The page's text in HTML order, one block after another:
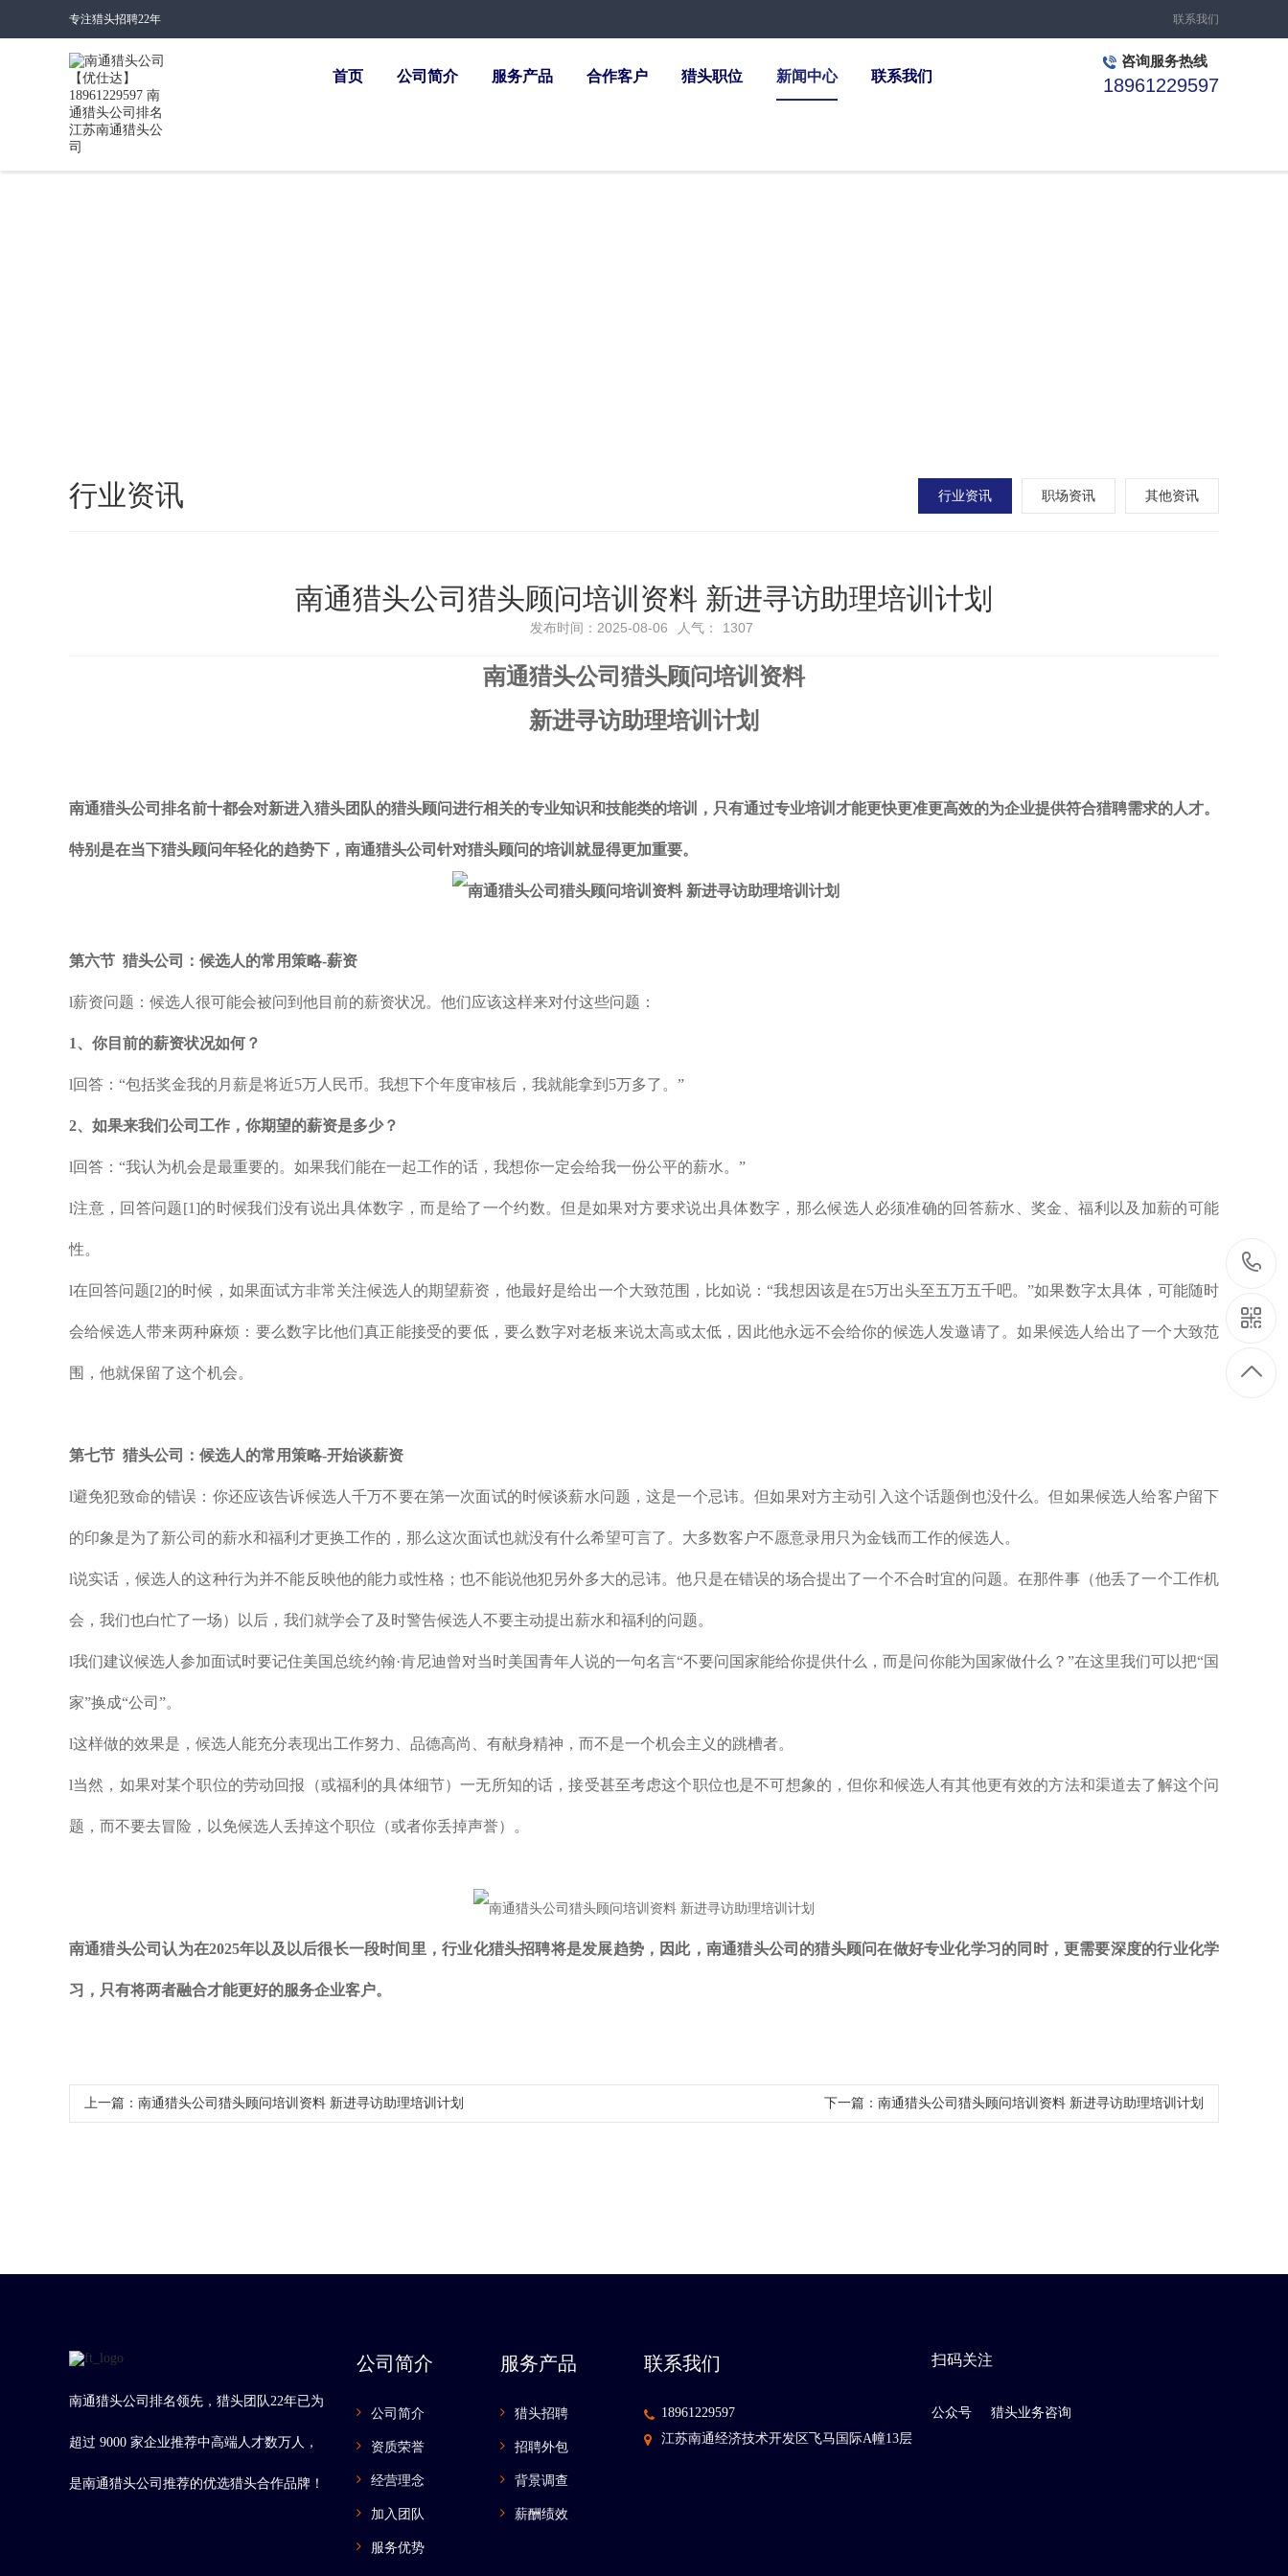
专注猎头招聘22年 联系我们
首页 公司简介 服务产品 合作客户 猎头职位 新闻中心 联系我们
咨询服务热线
18961229597
行业资讯 行业资讯 职场资讯 其他资讯
南通猎头公司猎头顾问培训资料 新进寻访助理培训计划
发布时间：2025-08-06 人气： 1307
南通猎头公司 猎头顾问培训资料
新进寻访助理培训计划
南通猎头公司排名前十都会对新进入猎头团队的猎头顾问进行相关的专业知识和技能类的培训，只有通过专业培训才能更快更准更高效的为企业提供符合猎聘需求的人才。
特别是在当下猎头顾问年轻化的趋势下， 南通猎头公司针对猎头顾问的培训就显得更加重要。
第六节 猎头公司： 候选人的常用策略-薪资
l薪资问题：候选人很可能会被问到他目前的薪资状况。他们应该这样来对付这些问题：
1、 你目前的薪资状况如何？
l回答：“包括奖金我的月薪是将近5万人民币。我想下个年度审核后，我就能拿到5万多了。”
2、 如果来我们公司工作，你期望的薪资是多少？
l回答：“我认为机会是最重要的。如果我们能在一起工作的话，我想你一定会给我一份公平的薪水。”
l注意，回答问题[1]的时候我们没有说出具体数字，而是给了一个约数。但是如果对方要求说出具体数字，那么候选人必须准确的回答薪水、奖金、福利以及加薪的可能
性。
l在回答问题[2]的时候，如果面试方非常关注候选人的期望薪资，他最好是给出一个大致范围，比如说：“我想因该是在5万出头至五万五千吧。”如果数字太具体，可能随时
会给候选人带来两种麻烦：要么数字比他们真正能接受的要低，要么数字对老板来说太高或太低，因此他永远不会给你的候选人发邀请了。如果候选人给出了一个大致范
围，他就保留了这个机会。
第七节 猎头公司： 候选人的常用策略-开始谈薪资
l避免犯致命的错误：你还应该告诉候选人千万不要在第一次面试的时候谈薪水问题，这是一个忌讳。但如果对方主动引入这个话题倒也没什么。但如果候选人给客户留下
的印象是为了新公司的薪水和福利才更换工作的，那么这次面试也就没有什么希望可言了。大多数客户不愿意录用只为金钱而工作的候选人。
l说实话，候选人的这种行为并不能反映他的能力或性格；也不能说他犯另外多大的忌讳。他只是在错误的场合提出了一个不合时宜的问题。在那件事（他丢了一个工作机
会，我们也白忙了一场）以后，我们就学会了及时警告候选人不要主动提出薪水和福利的问题。
l我们建议候选人参加面试时要记住美国总统约翰·肯尼迪曾对当时美国青年人说的一句名言“不要问国家能给你提供什么，而是问你能为国家做什么？”在这里我们可以把“国
家”换成“公司”。
l这样做的效果是，候选人能充分表现出工作努力、品德高尚、有献身精神，而不是一个机会主义的跳槽者。
l当然，如果对某个职位的劳动回报（或福利的具体细节）一无所知的话，接受甚至考虑这个职位也是不可想象的，但你和候选人有其他更有效的方法和渠道去了解这个问
题，而不要去冒险，以免候选人丢掉这个职位（或者你丢掉声誉）。
南通猎头公司认为在2025年以及以后很长一段时间里，行业化猎头招聘将是发展趋势，因此， 南通猎头公司的猎头顾问在做好专业化学习的同时，更需要深度的行业化学
习，只有将两者融合才能更好的服务企业客户。
上一篇： 南通猎头公司猎头顾问培训资料 新进寻访助理培训计划 下一篇： 南通猎头公司猎头顾问培训资料 新进寻访助理培训计划
南通猎头公司排名领先，猎头团队22年已为
超过 9000 家企业推荐中高端人才数万人，
是南通猎头公司推荐的优选猎头合作品牌！
公司简介
公司简介
资质荣誉
经营理念
加入团队
服务优势
服务产品
猎头招聘
招聘外包
背景调查
薪酬绩效
联系我们
18961229597
江苏南通经济技术开发区飞马国际A幢13层
扫码关注
公众号 猎头业务咨询